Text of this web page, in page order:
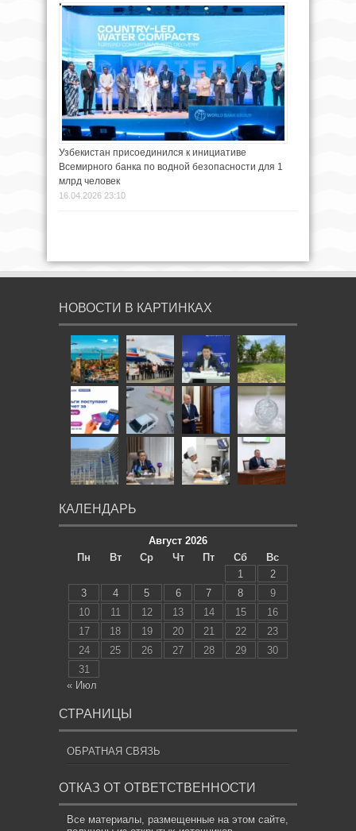
Узбекистан присоединился к инициативе
Всемирного банка по водной безопасности для 1
млрд человек
16.04.2026 23:10
НОВОСТИ В КАРТИНКАХ
КАЛЕНДАРЬ
Август 2026
Пн
Вт Ср Чт Пт Сб
Вс
1
2
3
4 5 6 7 8
9
10
11 12 13 14 15
16
17
18 19 20 21 22
23
24
25 26 27 28 29
30
31
« Июл
СТРАНИЦЫ
ОБРАТНАЯ СВЯЗЬ
ОТКАЗ ОТ ОТВЕТСТВЕННОСТИ
Все материалы, размещенные на этом сайте,